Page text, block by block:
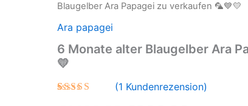
Blaugelber Ara Papagei zu verkaufen 🦜💙💛
Ara papagei
6 Monate alter Blaugelber Ara
💛
(1 Kundenrezension)